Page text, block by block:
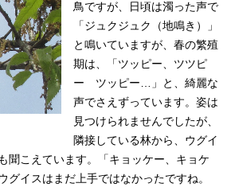
鳥ですが、日頃は濁った声で
「ジュクジュク（地鳴き）」
と鳴いていますが、春の繁殖
期は、「ツッピー、ツツピ
ー ツッピー…」と、綺麗な
声でさえずっています。姿は
見つけられませんでしたが、
隣接している林から、ウグイ
聞こえています。「キョッケー、キョケ
イスはまだ上手ではなかったですね。